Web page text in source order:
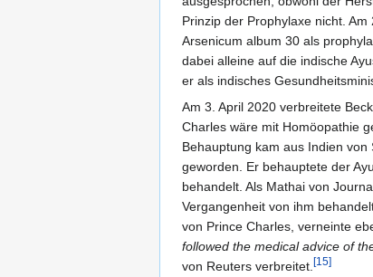
Prinzip der Prophylaxe nicht.
Arsenicum album 30 als
dabei alleine auf die indische
er als indisches
Am 3. April 2020 verbreitete
Charles wäre mit Homöopathie
Behauptung kam aus Indien
geworden. Er behauptete der
behandelt. Als Mathai von
Vergangenheit von ihm
von Prince Charles, verneinte
followed the medical advice of
von Reuters verbreitet. [15]